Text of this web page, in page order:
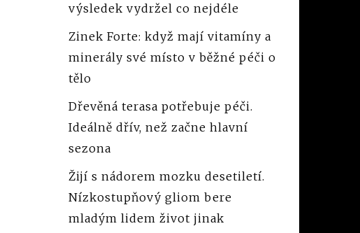
výsledek vydržel co nejdéle
Zinek Forte: když mají vitamíny a
minerály své místo v běžné péči o
tělo
Dřevěná terasa potřebuje péči.
Ideálně dřív, než začne hlavní
sezona
Žijí s nádorem mozku desetiletí.
Nízkostupňový gliom bere
mladým lidem život jinak